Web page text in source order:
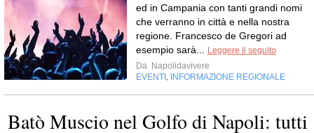
ed in Campania con tanti grandi nomi
che verranno in città e nella nostra
regione. Francesco de Gregori ad
esempio sarà...
Leggere il seguito
Da Napolidavivere
EVENTI INFORMAZIONE REGIONALE
Batò Muscio nel Golfo di Napoli: tutti